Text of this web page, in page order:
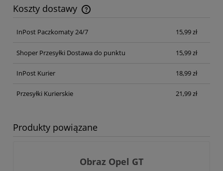
Koszty dostawy
Cena nie zawiera ewentualnych kosztów płatności
InPost Paczkomaty 24/7
15,99 zł
Shoper Przesyłki Dostawa do punktu 15,99 zł
InPost Kurier 18,99 zł
Przesyłki Kurierskie 21,99 zł
Produkty powiązane
Obraz Opel GT